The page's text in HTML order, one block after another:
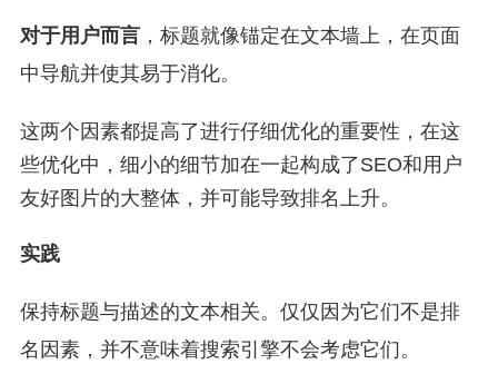
对于用户而言 ，标题就像锚定在文本墙上，在页面
中导航并使其易于消化。
这两个因素都提高了进行仔细优化的重要性，在这
些优化中，细小的细节加在一起构成了SEO和用户
友好图片的大整体，并可能导致排名上升。
实践
保持标题与描述的文本相关。仅仅因为它们不是排
名因素，并不意味着搜索引擎不会考虑它们。